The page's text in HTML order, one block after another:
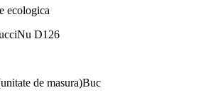
ecologica
D126
de masura)Buc